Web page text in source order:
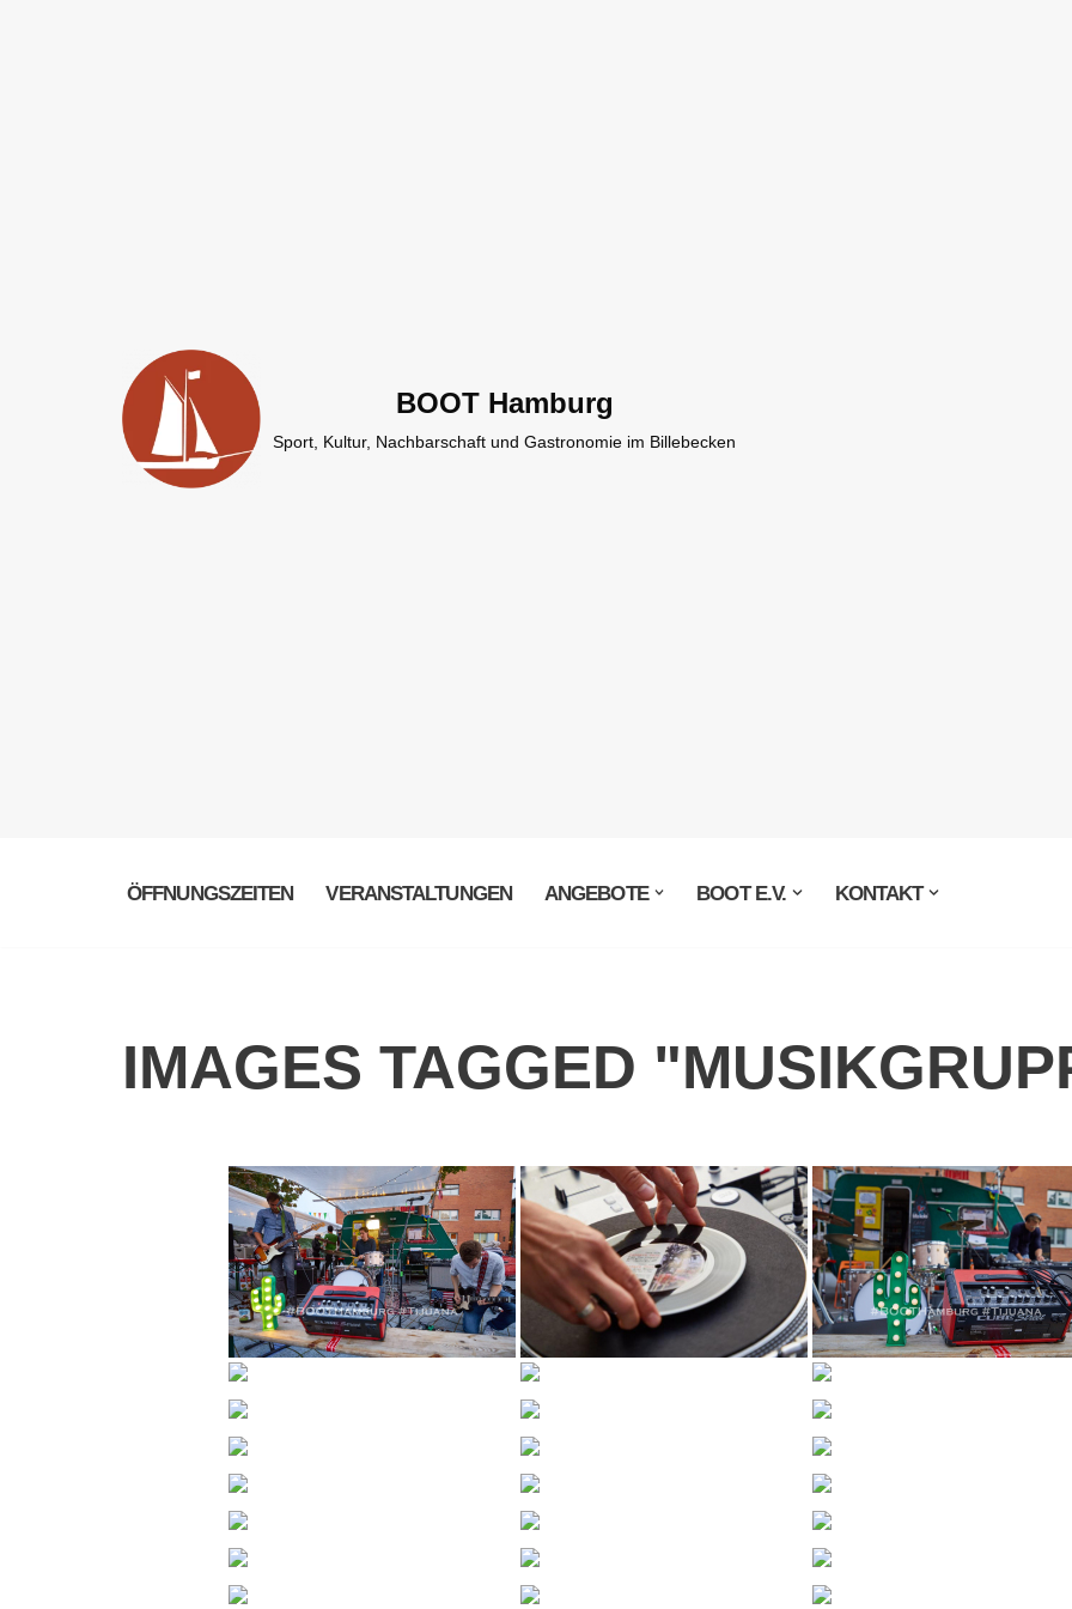
BOOT Hamburg
Sport, Kultur, Nachbarschaft und Gastronomie im Billebecken
ÖFFNUNGSZEITEN VERANSTALTUNGEN ANGEBOTE BOOT E.V. KONTAKT
IMAGES TAGGED